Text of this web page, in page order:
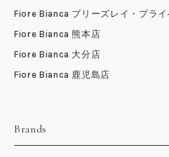
Fiore Bianca ブリーズレイ・プラ
Fiore Bianca 熊本店
Fiore Bianca 大分店
Fiore Bianca 鹿児島店
Brands